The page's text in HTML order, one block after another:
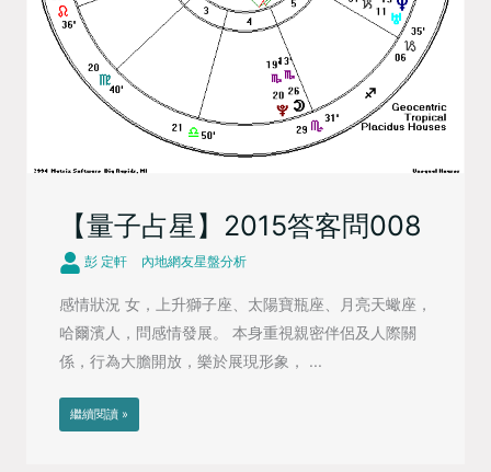
【量子占星】2015答客問008
彭 定軒 內地網友星盤分析
感情狀況 女，上升獅子座、太陽寶瓶座、月亮天蠍座，
哈爾濱人，問感情發展。 本身重視親密伴侶及人際關
係，行為大膽開放，樂於展現形象， ...
繼續閱讀 »